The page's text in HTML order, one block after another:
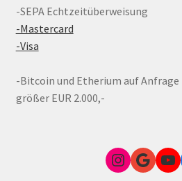
-SEPA Echtzeitüberweisung
-Mastercard
-Visa
-Bitcoin und Etherium auf
größer EUR 2.000,-
Instagram
Google Link zum FunShop Wien